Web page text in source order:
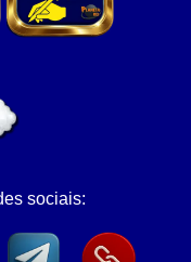
sociais: